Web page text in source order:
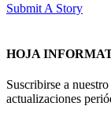
Submit A Story
HOJA
Suscribirse a
actualizaciones